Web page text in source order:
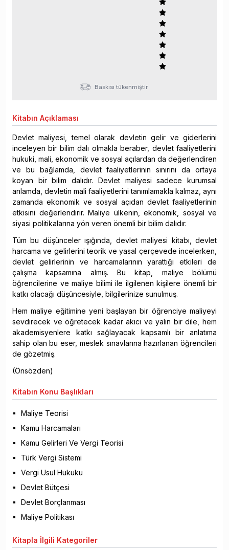
Baskısı tükenmiştir.
Kitabın Açıklaması
Devlet maliyesi, temel olarak devletin gelir ve giderlerini
inceleyen bir bilim dalı olmakla beraber, devlet faaliyetlerini
hukuki, mali, ekonomik ve sosyal açılardan da değerlendiren
ve bu bağlamda, devlet faaliyetlerinin sınırını da ortaya
koyan bir bilim dalıdır. Devlet maliyesi sadece kurumsal
anlamda, devletin mali faaliyetlerini tanımlamakla kalmaz, aynı
zamanda ekonomik ve sosyal açıdan devlet faaliyetlerinin
etkisini değerlendirir. Maliye ülkenin, ekonomik, sosyal ve
siyasi politikalarına yön veren önemli bir bilim dalıdır.
Tüm bu düşünceler ışığında, devlet maliyesi kitabı, devlet
harcama ve gelirlerini teorik ve yasal çerçevede incelerken,
devlet gelirlerinin ve harcamalarının yarattığı etkileri de
çalışma kapsamına almış. Bu kitap, maliye bölümü
öğrencilerine ve maliye bilimi ile ilgilenen kişilere önemli bir
katkı olacağı düşüncesiyle, bilgilerinize sunulmuş.
Hem maliye eğitimine yeni başlayan bir öğrenciye maliyeyi
sevdirecek ve öğretecek kadar akıcı ve yalın bir dile, hem
akademisyenlere katkı sağlayacak kapsamlı bir anlatıma
sahip olan bu eser, meslek sınavlarına hazırlanan öğrencileri
de gözetmiş.
(Önsözden)
Kitabın Konu Başlıkları
Maliye Teorisi
Kamu Harcamaları
Kamu Gelirleri Ve Vergi Teorisi
Türk Vergi Sistemi
Vergi Usul Hukuku
Devlet Bütçesi
Devlet Borçlanması
Maliye Politikası
Kitapla İlgili Kategoriler